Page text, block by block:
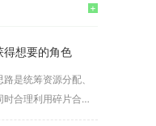
+
得想要的角色
是统筹资源分配、
合理利用碎片合成